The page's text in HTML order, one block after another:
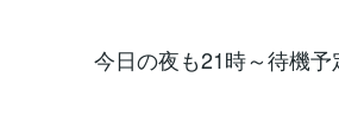
今日の夜も21時～待機予